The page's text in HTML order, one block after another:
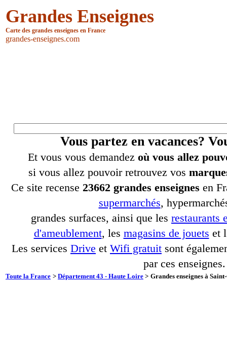
Grandes Enseignes
Carte des grandes enseignes en France
grandes-enseignes.com
Vous partez en vacances?
Et vous vous demandez où vous allez
si vous allez pouvoir retrouvez vos
Ce site recense 23662 grandes enseignes en
supermarchés,
grandes surfaces, ainsi que les restaurants
d'ameublement, les magasins de jouets et
Les services Drive et Wifi gratuit sont
par ces enseignes.
Toute la France > Département 43 - Haute Loire > Grandes enseignes à